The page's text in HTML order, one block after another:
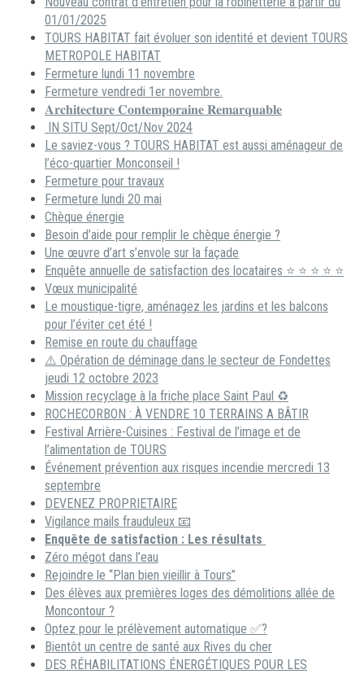
01/01/2025
TOURS HABITAT fait évoluer son identité et devient TOURS
METROPOLE HABITAT
Fermeture lundi 11 novembre
Fermeture vendredi 1er novembre.
𝐀𝐫𝐜𝐡𝐢𝐭𝐞𝐜𝐭𝐮𝐫𝐞 𝐂𝐨𝐧𝐭𝐞𝐦𝐩𝐨𝐫𝐚𝐢𝐧𝐞 𝐑𝐞𝐦𝐚𝐫𝐪𝐮𝐚𝐛𝐥𝐞
IN SITU Sept/Oct/Nov 2024
Le saviez-vous ? TOURS HABITAT est aussi aménageur de
l’éco-quartier Monconseil !
Fermeture pour travaux
Fermeture lundi 20 mai
Chèque énergie
Besoin d’aide pour remplir le chèque énergie ?
Une œuvre d’art s’envole sur la façade
Enquête annuelle de satisfaction des locataires ⭐ ⭐ ⭐ ⭐ ⭐
Vœux municipalité
Le moustique-tigre, aménagez les jardins et les balcons
pour l’éviter cet été !
Remise en route du chauffage
⚠️ Opération de déminage dans le secteur de Fondettes
jeudi 12 octobre 2023
Mission recyclage à la friche place Saint Paul ♻️
ROCHECORBON : À VENDRE 10 TERRAINS A BÂTIR
Festival Arrière-Cuisines : Festival de l’image et de
l’alimentation de TOURS
Événement prévention aux risques incendie mercredi 13
septembre
DEVENEZ PROPRIETAIRE
Vigilance mails frauduleux 📧
Enquête de satisfaction : Les résultats
Zéro mégot dans l’eau
Rejoindre le “Plan bien vieillir à Tours”
Des élèves aux premières loges des démolitions allée de
Moncontour ?
Optez pour le prélèvement automatique ✅?
Bientôt un centre de santé aux Rives du cher
DES RÉHABILITATIONS ÉNERGÉTIQUES POUR LES